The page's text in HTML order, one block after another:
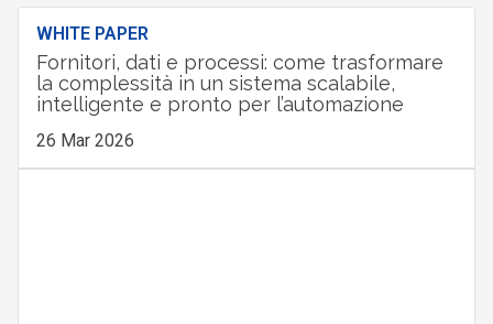
WHITE PAPER
Fornitori, dati e processi: come trasformare
la complessità in un sistema scalabile,
intelligente e pronto per l’automazione
26 Mar 2026